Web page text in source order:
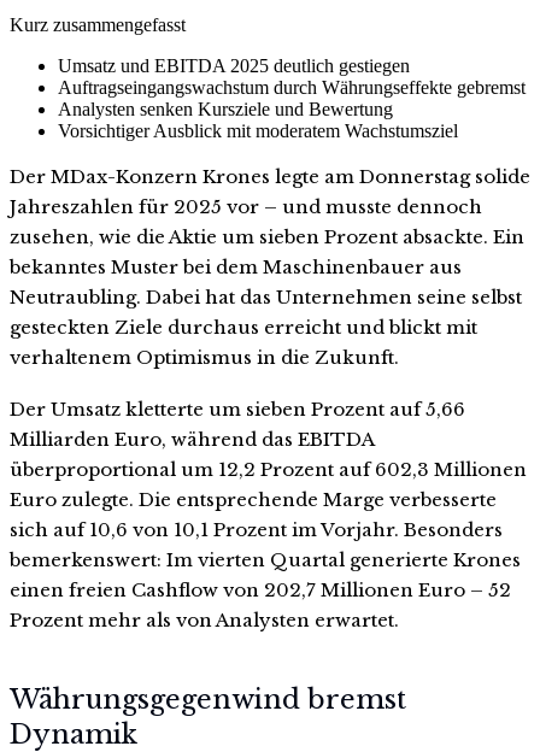
Kurz zusammengefasst
Umsatz und EBITDA 2025 deutlich gestiegen
Auftragseingangswachstum durch Währungseffekte gebremst
Analysten senken Kursziele und Bewertung
Vorsichtiger Ausblick mit moderatem Wachstumsziel
Der MDax-Konzern Krones legte am Donnerstag solide
Jahreszahlen für 2025 vor – und musste dennoch
zusehen, wie die Aktie um sieben Prozent absackte. Ein
bekanntes Muster bei dem Maschinenbauer aus
Neutraubling. Dabei hat das Unternehmen seine selbst
gesteckten Ziele durchaus erreicht und blickt mit
verhaltenem Optimismus in die Zukunft.
Der Umsatz kletterte um sieben Prozent auf 5,66
Milliarden Euro, während das EBITDA
überproportional um 12,2 Prozent auf 602,3 Millionen
Euro zulegte. Die entsprechende Marge verbesserte
sich auf 10,6 von 10,1 Prozent im Vorjahr. Besonders
bemerkenswert: Im vierten Quartal generierte Krones
einen freien Cashflow von 202,7 Millionen Euro – 52
Prozent mehr als von Analysten erwartet.
Währungsgegenwind bremst
Dynamik